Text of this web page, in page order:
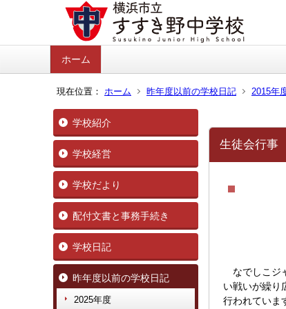
ホーム
現在位置： ホーム 昨年度以前の学校日記 2015年
学校紹介
学校経営
学校だより
配付文書と事務手続き
学校日記
昨年度以前の学校日記
2025年度
生徒会行事
なでしこジ
い戦いが繰り
行われていま